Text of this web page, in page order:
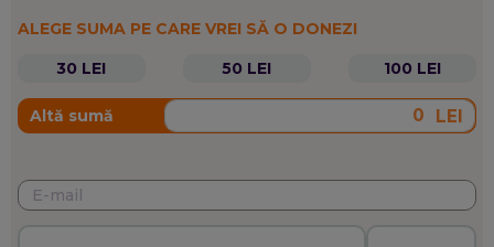
ALEGE SUMA PE CARE VREI SĂ O DONEZI
30 LEI
50 LEI 100 LEI
Altă sumă LEI